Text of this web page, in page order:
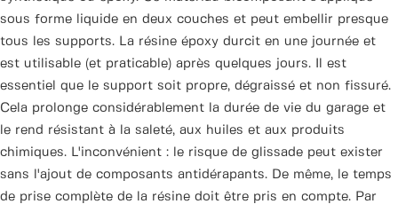
sous forme liquide en deux couches et peut embellir presque
tous les supports. La résine époxy durcit en une journée et
est utilisable (et praticable) après quelques jours. Il est
essentiel que le support soit propre, dégraissé et non fissuré.
Cela prolonge considérablement la durée de vie du garage et
le rend résistant à la saleté, aux huiles et aux produits
chimiques. L'inconvénient : le risque de glissade peut exister
sans l'ajout de composants antidérapants. De même, le temps
de prise complète de la résine doit être pris en compte. Par